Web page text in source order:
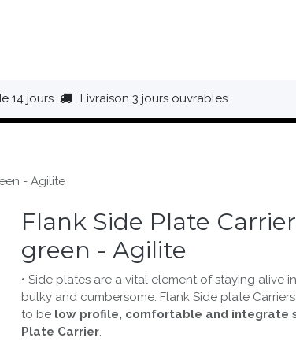
14 jours Livraison 3 jours ouvrables
- Agilite
Flank Side Plate
green - Agilite
• Side plates are a vital element of staying alive
bulky and cumbersome. Flank Side plate
to be low profile, comfortable and integrate
Plate Carrier.